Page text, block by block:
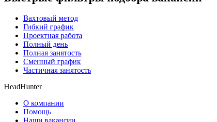
Вахтовый метод
Гибкий график
Проектная работа
Полный день
Полная занятость
Сменный график
Частичная занятость
HeadHunter
О компании
Помощь
Наши вакансии